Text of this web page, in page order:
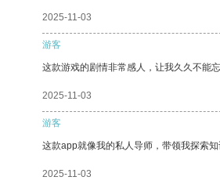
2025-11-03
游客
这款游戏的剧情非常感人，让我久久不能忘
2025-11-03
游客
这款app就像我的私人导师，带领我探索知
2025-11-03